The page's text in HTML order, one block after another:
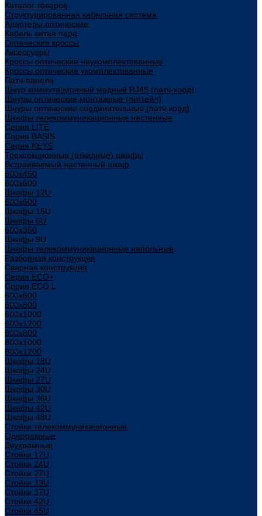
Каталог товаров
Структурированная кабельная система
Адаптеры оптические
Кабель витая пара
Оптические кроссы
Аксессуары
Кроссы оптические неукомплектованные
Кроссы оптические укомплектованные
Патч-панели
Шнур коммутационный медный RJ45 (патч-корд)
Шнуры оптические монтажные (пигтейл)
Шнуры оптические соединительные (патч-корд)
Шкафы телекоммуникационные настенные
Cерия LITE
Cерия BASIS
Cерия KEYS
Трехсекционные (откидные) шкафы
Встраиваемый настенный шкаф
600x450
600x600
Шкафы 12U
600x600
Шкафы 15U
Шкафы 6U
600x350
Шкафы 9U
Шкафы телекоммуникационные напольные
Разборная конструкция
Сварная конструкция
Серия ECO+
Серия ECO L
600x600
600x800
600х1000
600х1200
800x800
800х1000
800х1200
Шкафы 18U
Шкафы 24U
Шкафы 27U
Шкафы 30U
Шкафы 36U
Шкафы 42U
Шкафы 48U
Стойки телекоммуникационные
Однорамные
Двухрамные
Стойки 17U
Стойки 24U
Стойки 27U
Стойки 33U
Стойки 37U
Стойки 42U
Стойки 45U